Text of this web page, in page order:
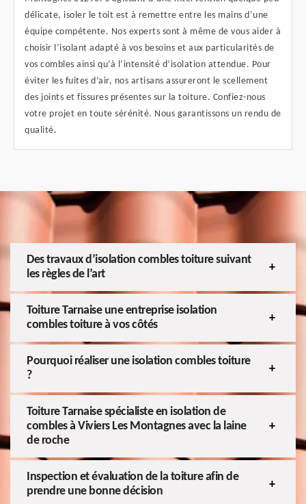
délicate, isoler le toit est à remettre entre les mains d’une
équipe compétente. Nos experts sont à même de vous aider à
choisir l’isolant adapté à vos besoins et aux particularités de
vos combles ainsi qu’à l’intensité d’isolation attendue. Pour
éviter les fuites d’air, nos artisans assureront le scellement
des joints et fissures présentes sur la toiture. Confiez-nous
votre projet en toute sérénité. Nous garantissons un rendu de
qualité.
Des travaux d’isolation combles toiture suivant
les règles de l’art
Toiture Tarnaise une entreprise isolation
combles toiture à vos côtés
Pourquoi réaliser une isolation combles toiture
?
Toiture Tarnaise spécialiste en isolation de
combles à Viviers Les Montagnes avec la laine
de roche
Inspection et évaluation de la toiture afin de
prendre une bonne décision